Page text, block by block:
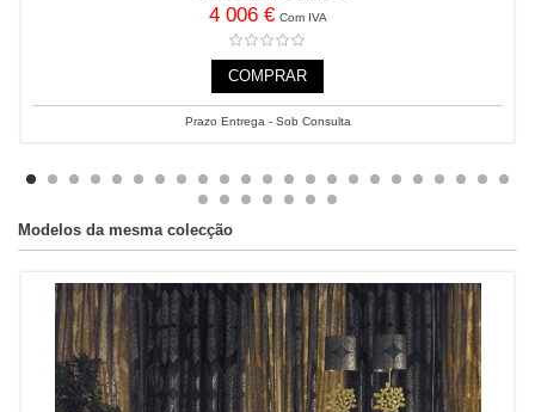
4 006 € Com IVA
COMPRAR
Prazo Entrega - Sob Consulta
Modelos da mesma colecção